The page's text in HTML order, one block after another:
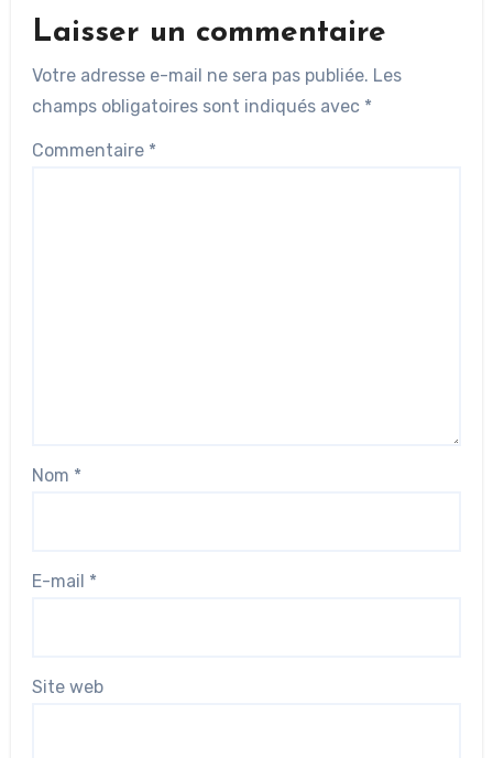
Laisser un commentaire
Votre adresse e-mail ne sera pas publiée. Les
champs obligatoires sont indiqués avec *
Commentaire *
Nom *
E-mail *
Site web